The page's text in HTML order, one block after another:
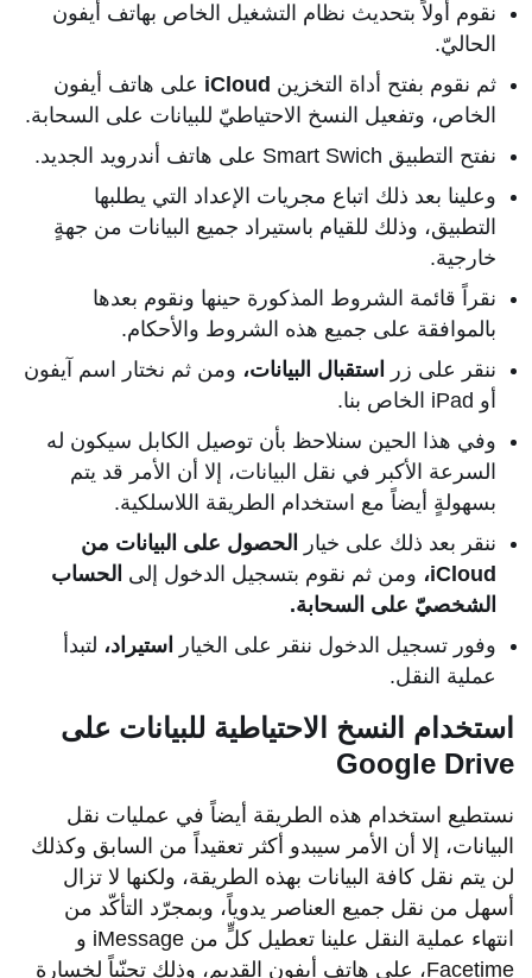
نقوم أولاً بتحديث نظام التشغيل الخاص بهاتف أيفون
الحاليّ.
ثم نقوم بفتح أداة التخزين iCloud على هاتف أيفون
الخاص، وتفعيل النسخ الاحتياطيّ للبيانات على السحابة.
نفتح التطبيق Smart Swich على هاتف أندرويد الجديد.
وعلينا بعد ذلك اتباع مجريات الإعداد التي يطلبها
التطبيق، وذلك للقيام باستيراد جميع البيانات من جهةٍ
خارجية.
نقراً قائمة الشروط المذكورة حينها ونقوم بعدها
بالموافقة على جميع هذه الشروط والأحكام.
ننقر على زر
استقبال البيانات، ومن ثم نختار اسم آيفون
أو iPad الخاص بنا.
وفي هذا الحين سنلاحظ بأن توصيل الكابل سيكون له
السرعة الأكبر في نقل البيانات، إلا أن الأمر قد يتم
بسهولةٍ أيضاً مع استخدام الطريقة اللاسلكية.
ننقر بعد ذلك على خيار
الحصول على البيانات من
iCloud،
ومن ثم نقوم بتسجيل الدخول إلى الحساب
الشخصيّ على السحابة.
وفور تسجيل الدخول ننقر على الخيار
استيراد، لتبدأ
عملية النقل.
استخدام النسخ الاحتياطية للبيانات على
Google Drive
نستطيع استخدام هذه الطريقة أيضاً في عمليات نقل
البيانات، إلا أن الأمر سيبدو أكثر تعقيداً من السابق وكذلك
لن يتم نقل كافة البيانات بهذه الطريقة، ولكنها لا تزال
أسهل من نقل جميع العناصر يدوياً، وبمجرّد التأكّد من
انتهاء عملية النقل علينا تعطيل كلٍّ من iMessage و
Facetime، على هاتف أيفون القديم، وذلك تجنّباً لخسارة